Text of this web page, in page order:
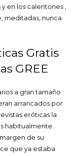
en los calentones ,
meditadas, nunca
Gratis
GREE
a gran tamaño
arrancados por
eróticas la
habitualmente.
de su
que ya estaba